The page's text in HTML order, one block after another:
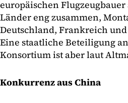
europäischen
Länder eng zusammen,
Deutschland, Frankreich
Eine staatliche Beteiligung
Konsortium ist aber laut
Konkurrenz aus China